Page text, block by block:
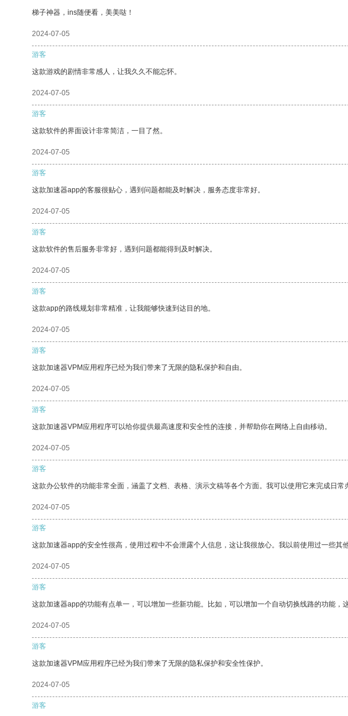
梯子神器，ins随便看，美美哒！
2024-07-05
游客
这款游戏的剧情非常感人，让我久久不能忘怀。
2024-07-05
游客
这款软件的界面设计非常简洁，一目了然。
2024-07-05
游客
这款加速器app的客服很贴心，遇到问题都能及时解决，服务态度非常好。
2024-07-05
游客
这款软件的售后服务非常好，遇到问题都能得到及时解决。
2024-07-05
游客
这款app的路线规划非常精准，让我能够快速到达目的地。
2024-07-05
游客
这款加速器VPM应用程序已经为我们带来了无限的隐私保护和自由。
2024-07-05
游客
这款加速器VPM应用程序可以给你提供最高速度和安全性的连接，并帮助你在网络上自由移动。
2024-07-05
游客
这款办公软件的功能非常全面，涵盖了文档、表格、演示文稿等各个方面。我可以使用它来完成日常
2024-07-05
游客
这款加速器app的安全性很高，使用过程中不会泄露个人信息，这让我很放心。我以前使用过一些其
2024-07-05
游客
这款加速器app的功能有点单一，可以增加一些新功能。比如，可以增加一个自动切换线路的功能，
2024-07-05
游客
这款加速器VPM应用程序已经为我们带来了无限的隐私保护和安全性保护。
2024-07-05
游客